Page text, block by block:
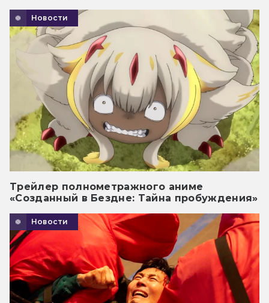
Новости
Трейлер полнометражного аниме
«Созданный в Бездне: Тайна пробуждения»
Новости